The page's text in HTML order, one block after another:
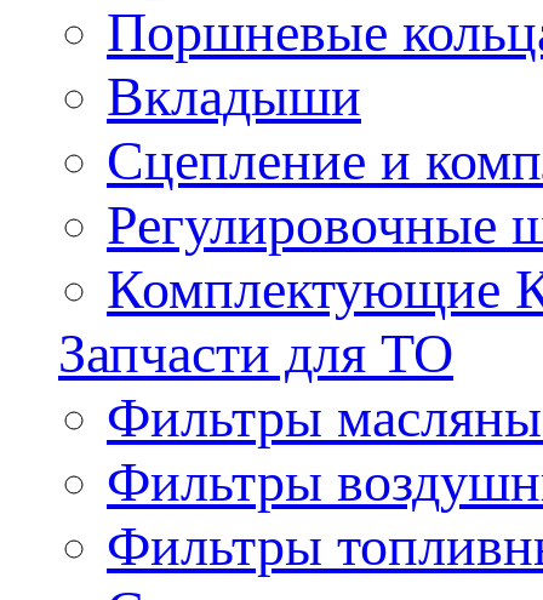
Поршневые
Вкладыши
Сцепление и
Регулировочные
Комплектующие
Запчасти для ТО
Фильтры
Фильтры
Фильтры